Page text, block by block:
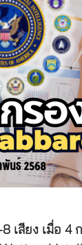
สียง เมื่อ 4